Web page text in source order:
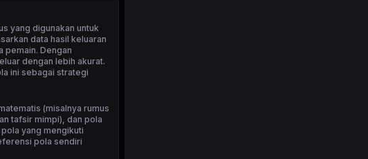
yang digunakan untuk
data hasil keluaran
pemain. Dengan
dengan lebih akurat.
ini sebagai strategi
(misalnya rumus
tafsir mimpi), dan pola
yang mengikuti
pola sendiri